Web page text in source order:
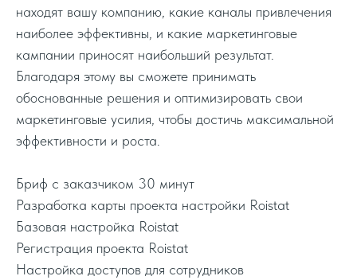
находят вашу компанию, какие каналы привлечения
наиболее эффективны, и какие маркетинговые
кампании приносят наибольший результат.
Благодаря этому вы сможете принимать
обоснованные решения и оптимизировать свои
маркетинговые усилия, чтобы достичь максимальной
эффективности и роста.
Бриф с заказчиком 30 минут
Разработка карты проекта настройки Roistat
Базовая настройка Roistat
Регистрация проекта Roistat
Настройка доступов для сотрудников